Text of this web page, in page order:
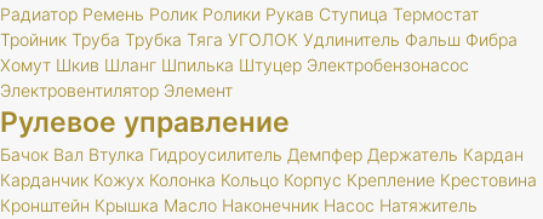
Радиатор Ремень Ролик Ролики Рукав Ступица Термостат
Тройник Труба Трубка Тяга УГОЛОК Удлинитель Фальш Фибра
Хомут Шкив Шланг Шпилька Штуцер Электробензонасос
Электровентилятор Элемент
Рулевое управление
Бачок Вал Втулка Гидроусилитель Демпфер Держатель Кардан
Карданчик Кожух Колонка Кольцо Корпус Крепление Крестовина
Кронштейн Крышка Масло Наконечник Насос Натяжитель